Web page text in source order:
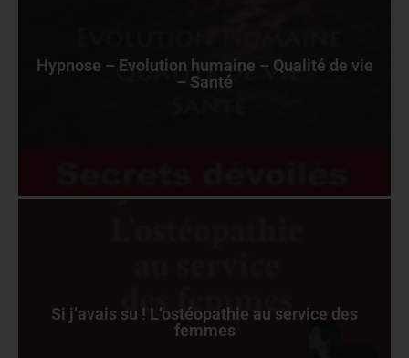
Hypnose – Evolution humaine – Qualité de vie
– Santé
Si j’avais su ! L’ostéopathie au service des
femmes